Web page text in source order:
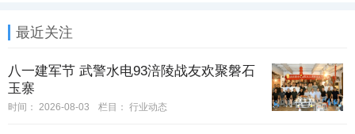
最近关注
八一建军节 武警水电93涪陵战友欢聚磐石
玉寨
时间： 2026-08-03 栏目： 行业动态